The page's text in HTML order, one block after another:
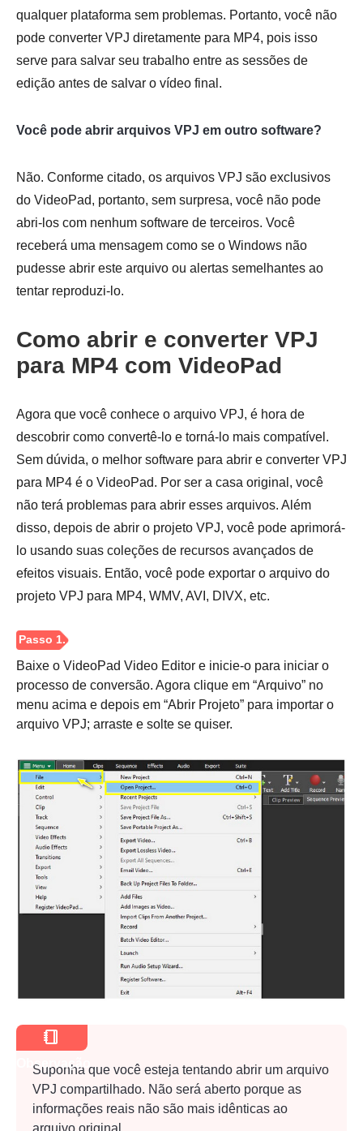
qualquer plataforma sem problemas. Portanto, você não
pode converter VPJ diretamente para MP4, pois isso
serve para salvar seu trabalho entre as sessões de
edição antes de salvar o vídeo final.
Você pode abrir arquivos VPJ em outro software?
Não. Conforme citado, os arquivos VPJ são exclusivos
do VideoPad, portanto, sem surpresa, você não pode
abri-los com nenhum software de terceiros. Você
receberá uma mensagem como se o Windows não
pudesse abrir este arquivo ou alertas semelhantes ao
tentar reproduzi-lo.
Como abrir e converter VPJ
para MP4 com VideoPad
Agora que você conhece o arquivo VPJ, é hora de
descobrir como convertê-lo e torná-lo mais compatível.
Sem dúvida, o melhor software para abrir e converter VPJ
para MP4 é o VideoPad. Por ser a casa original, você
não terá problemas para abrir esses arquivos. Além
disso, depois de abrir o projeto VPJ, você pode aprimorá-
lo usando suas coleções de recursos avançados de
efeitos visuais. Então, você pode exportar o arquivo do
projeto VPJ para MP4, WMV, AVI, DIVX, etc.
Passo 1.
Baixe o VideoPad Video Editor e inicie-o para iniciar o
processo de conversão. Agora clique em “Arquivo” no
menu acima e depois em “Abrir Projeto” para importar o
arquivo VPJ; arraste e solte se quiser.
Observação
Suponha que você esteja tentando abrir um arquivo
VPJ compartilhado. Não será aberto porque as
informações reais não são mais idênticas ao
arquivo original.